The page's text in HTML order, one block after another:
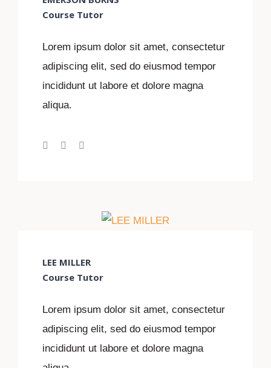
Course Tutor
Lorem ipsum dolor sit amet, consectetur
adipiscing elit, sed do eiusmod tempor
incididunt ut labore et dolore magna
aliqua.
LEE MILLER
Course Tutor
Lorem ipsum dolor sit amet, consectetur
adipiscing elit, sed do eiusmod tempor
incididunt ut labore et dolore magna